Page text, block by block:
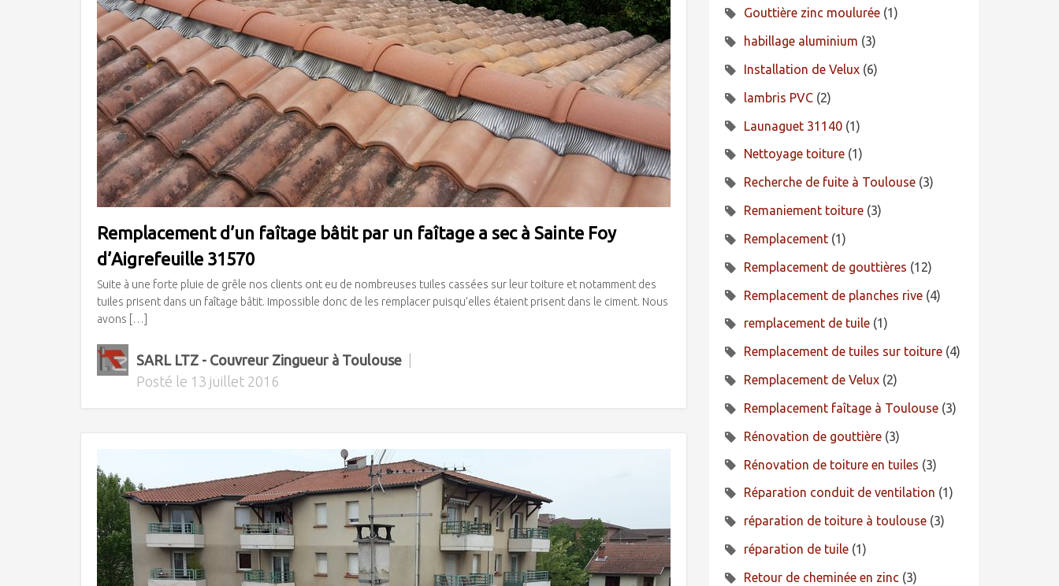
Remplacement d’un faîtage bâtit par un faîtage a sec à Sainte Foy
d’Aigrefeuille 31570
Suite à une forte pluie de grêle nos clients ont eu de nombreuses tuiles cassées sur leur toiture et notamment des
tuiles prisent dans un faîtage bâtit. Impossible donc de les remplacer puisqu’elles étaient prisent dans le ciment. Nous
avons […]
SARL LTZ - Couvreur Zingueur à Toulouse
Posté le 13 juillet 2016
Gouttière zinc moulurée (1)
habillage aluminium (3)
Installation de Velux (6)
lambris PVC (2)
Launaguet 31140 (1)
Nettoyage toiture (1)
Recherche de fuite à Toulouse (3)
Remaniement toiture (3)
Remplacement (1)
Remplacement de gouttières (12)
Remplacement de planches rive (4)
remplacement de tuile (1)
Remplacement de tuiles sur toiture (4)
Remplacement de Velux (2)
Remplacement faîtage à Toulouse (3)
Rénovation de gouttière (3)
Rénovation de toiture en tuiles (3)
Réparation conduit de ventilation (1)
réparation de toiture à toulouse (3)
réparation de tuile (1)
Retour de cheminée en zinc (3)